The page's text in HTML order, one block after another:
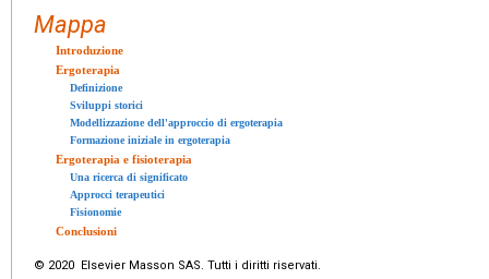
Mappa
Introduzione
Ergoterapia
Definizione
Sviluppi storici
Modellizzazione dell'approccio di ergoterapia
Formazione iniziale in ergoterapia
Ergoterapia e fisioterapia
Una ricerca di significato
Approcci terapeutici
Fisionomie
Conclusioni
© 2020 Elsevier Masson SAS. Tutti i diritti riservati.